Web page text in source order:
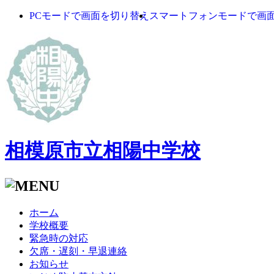
PCモードで画面を切り替え スマートフォンモードで画
相模原市立相陽中学校
ホーム
学校概要
緊急時の対応
欠席・遅刻・早退連絡
お知らせ